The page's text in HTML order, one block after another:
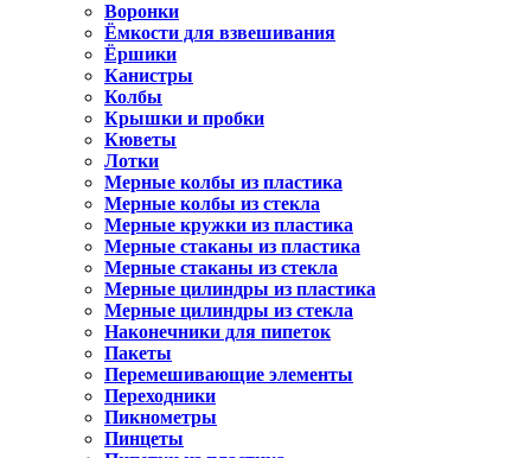
Воронки
Ёмкости для взвешивания
Ёршики
Канистры
Колбы
Крышки и пробки
Кюветы
Лотки
Мерные колбы из пластика
Мерные колбы из стекла
Мерные кружки из пластика
Мерные стаканы из пластика
Мерные стаканы из стекла
Мерные цилиндры из пластика
Мерные цилиндры из стекла
Наконечники для пипеток
Пакеты
Перемешивающие элементы
Переходники
Пикнометры
Пинцеты